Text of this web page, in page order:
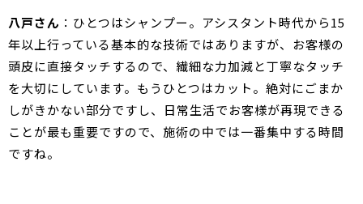
八戸さん ：ひとつはシャンプー。アシスタント時代から15
年以上行っている基本的な技術ではありますが、お客様の
頭皮に直接タッチするので、繊細な力加減と丁寧なタッチ
を大切にしています。もうひとつはカット。絶対にごまか
しがきかない部分ですし、日常生活でお客様が再現できる
ことが最も重要ですので、施術の中では一番集中する時間
ですね。